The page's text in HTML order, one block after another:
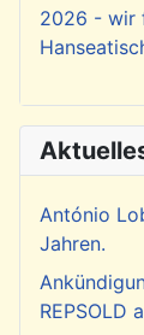
2026 - wir
António
Jahren.
REPSOLD